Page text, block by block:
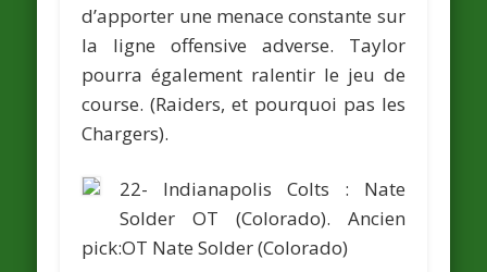
d’apporter une menace constante sur
la ligne offensive adverse. Taylor
pourra également ralentir le jeu de
course. (Raiders, et pourquoi pas les
Chargers).
22- Indianapolis Colts : Nate
Solder OT (Colorado). Ancien
pick:OT Nate Solder(Colorado)